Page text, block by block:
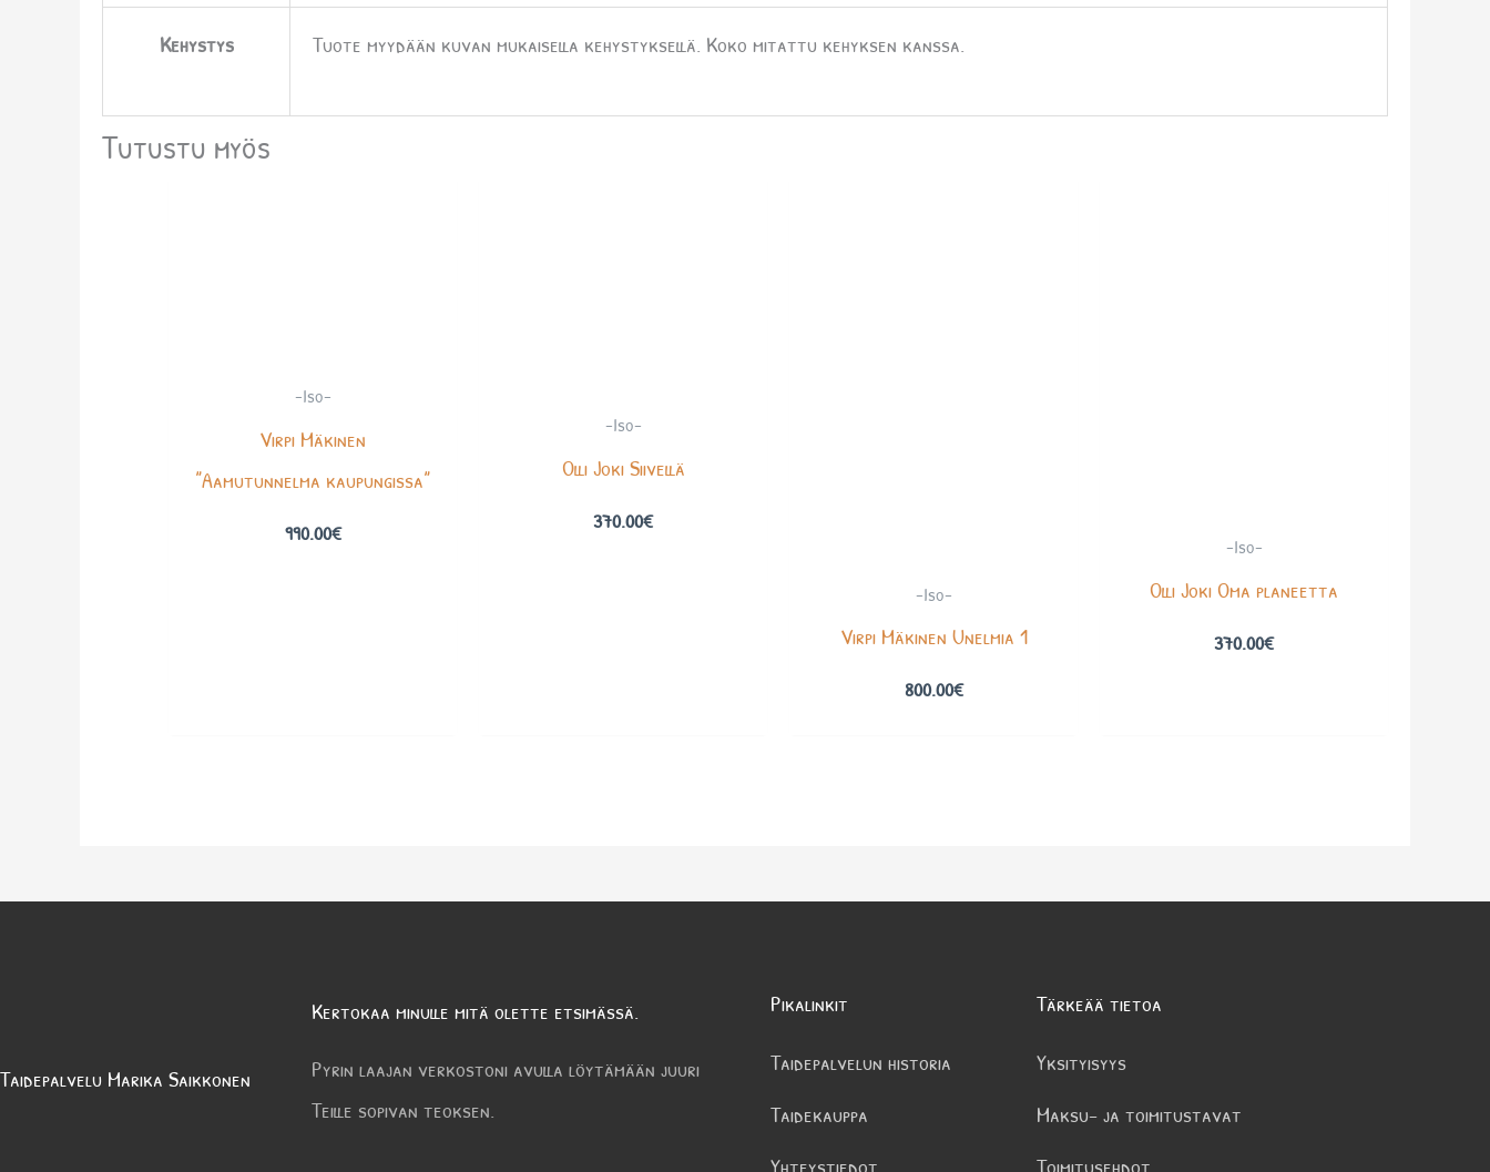
Kehystys Tuote myydään kuvan mukaisella kehystyksellä. Koko mitattu kehyksen kanssa.
Tutustu myös
-Iso-
Virpi Mäkinen
”Aamutunnelma kaupungissa”
990.00€
-Iso-
Olli Joki Siivellä
370.00€
-Iso-
Virpi Mäkinen Unelmia 1
800.00€
-Iso-
Olli Joki Oma planeetta
370.00€
Taidepalvelu Marika Saikkonen
Kertokaa minulle mitä olette etsimässä.
Pyrin laajan verkostoni avulla löytämään juuri
Teille sopivan teoksen.
Pikalinkit
Taidepalvelun historia
Taidekauppa
Tärkeää tietoa
Yksityisyys
Maksu- ja toimitustavat